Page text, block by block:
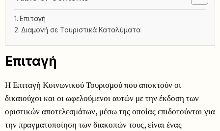
Επιταγή
Διαμονή σε Τουριστικά Καταλύματα
Επιταγή
Η Επιταγή Κοινωνικού Τουρισμού που αποκτούν οι
δικαιούχοι και οι ωφελούμενοι αυτών με την έκδοση των
οριστικών αποτελεσμάτων, μέσω της οποίας επιδοτούνται για
την πραγματοποίηση των διακοπών τους, είναι ένας